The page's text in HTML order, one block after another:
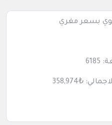
بسعر مغري
₺358,974